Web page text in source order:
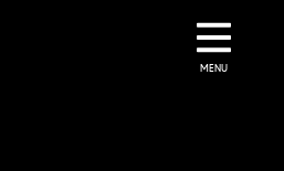
MENU